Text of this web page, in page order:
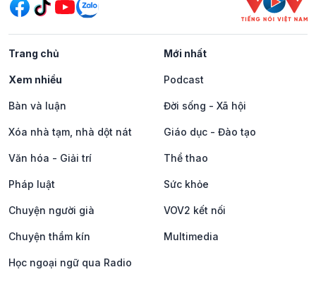
Trang chủ Mới nhất
Xem nhiều Podcast
Bàn và luận Đời sống - Xã hội
Xóa nhà tạm, nhà dột nát Giáo dục - Đào tạo
Văn hóa - Giải trí Thể thao
Pháp luật Sức khỏe
Chuyện người già VOV2 kết nối
Chuyện thầm kín Multimedia
Học ngoại ngữ qua Radio